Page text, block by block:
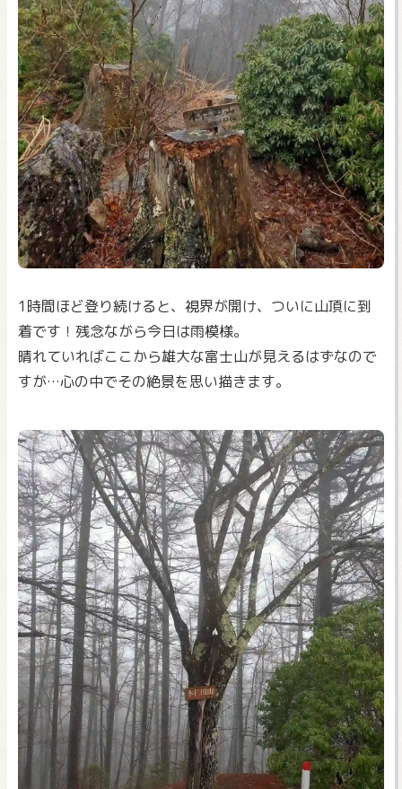
1時間ほど登り続けると、視界が開け、ついに山頂に到
着です！残念ながら今日は雨模様。
晴れていればここから雄大な富士山が見えるはずなので
すが…心の中でその絶景を思い描きます。